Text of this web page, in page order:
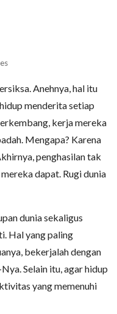
Anehnya, hal itu
menderita setiap
kerja mereka
Mengapa? Karena
penghasilan tak
dapat. Rugi dunia
dunia sekaligus
Hal yang paling
bekerjalah dengan
Selain itu, agar hidup
yang memenuhi